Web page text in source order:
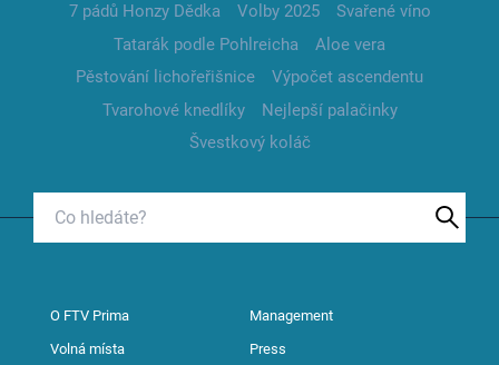
7 pádů Honzy Dědka
Volby 2025
Svařené víno
Tatarák podle Pohlreicha
Aloe vera
Pěstování lichořeřišnice
Výpočet ascendentu
Tvarohové knedlíky
Nejlepší palačinky
Švestkový koláč
O FTV Prima Management
Volná místa Press